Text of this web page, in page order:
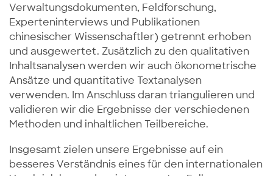
Verwaltungsdokumenten, Feldforschung,
Experteninterviews und Publikationen
chinesischer Wissenschaftler) getrennt erhoben
und ausgewertet. Zusätzlich zu den qualitativen
Inhaltsanalysen werden wir auch ökonometrische
Ansätze und quantitative Textanalysen
verwenden. Im Anschluss daran triangulieren und
validieren wir die Ergebnisse der verschiedenen
Methoden und inhaltlichen Teilbereiche.
Insgesamt zielen unsere Ergebnisse auf ein
besseres Verständnis eines für den internationalen